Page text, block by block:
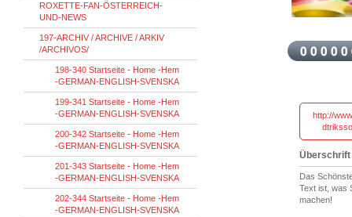
http://
Überschrift
Das
Text ist, was
machen!
ROXETTE-FAN-ÖSTERREICH-
UND-NEWS
197-ARCHIV / ARCHIVE / ARKIV
/ARCHIVOS/
198-340 Startseite - Home -Hem
-GERMAN-ENGLISH-SVENSKA
199-341 Startseite - Home -Hem
-GERMAN-ENGLISH-SVENSKA
200-342 Startseite - Home -Hem
-GERMAN-ENGLISH-SVENSKA
201-343 Startseite - Home -Hem
-GERMAN-ENGLISH-SVENSKA
202-344 Startseite - Home -Hem
-GERMAN-ENGLISH-SVENSKA